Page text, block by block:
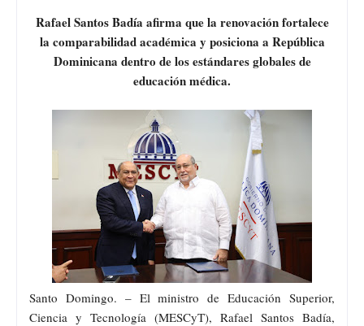
Rafael Santos Badía afirma que la renovación fortalece
la comparabilidad académica y posiciona a República
Dominicana dentro de los estándares globales de
educación médica.
Santo Domingo. – El ministro de Educación Superior,
Ciencia y Tecnología (MESCyT), Rafael Santos Badía,